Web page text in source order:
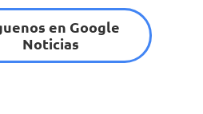
en Google
Noticias